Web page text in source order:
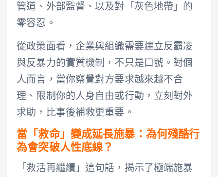
管道、外部監督、以及對「灰色地帶」的
零容忍。
從政策面看，企業與組織需要建立反霸凌
與反暴力的實質機制，不只是口號。對個
人而言，當你察覺對方要求越來越不合
理、限制你的人身自由或行動，立刻對外
求助，比事後補救更重要。
當「救命」變成延長施暴：為何殘酷行
為會突破人性底線？
「救活再繼續」這句話，揭示了極端施暴